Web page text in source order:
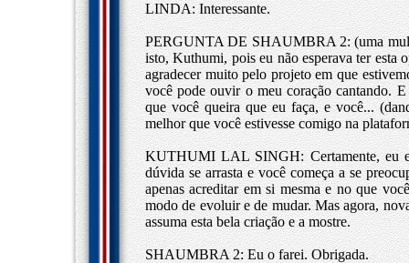
LINDA: Interessante.
PERGUNTA DE SHAUMBRA 2: (uma
isto, Kuthumi, pois eu não esperava ter esta
agradecer muito pelo projeto em que
você pode ouvir o meu coração cantando.
que você queira que eu faça, e você...
melhor que você estivesse comigo na
KUTHUMI LAL SINGH: Certamente, eu
dúvida se arrasta e você começa a se
apenas acreditar em si mesma e no que
modo de evoluir e de mudar. Mas agora,
assuma esta bela criação e a mostre.
SHAUMBRA 2: Eu o farei. Obrigada.